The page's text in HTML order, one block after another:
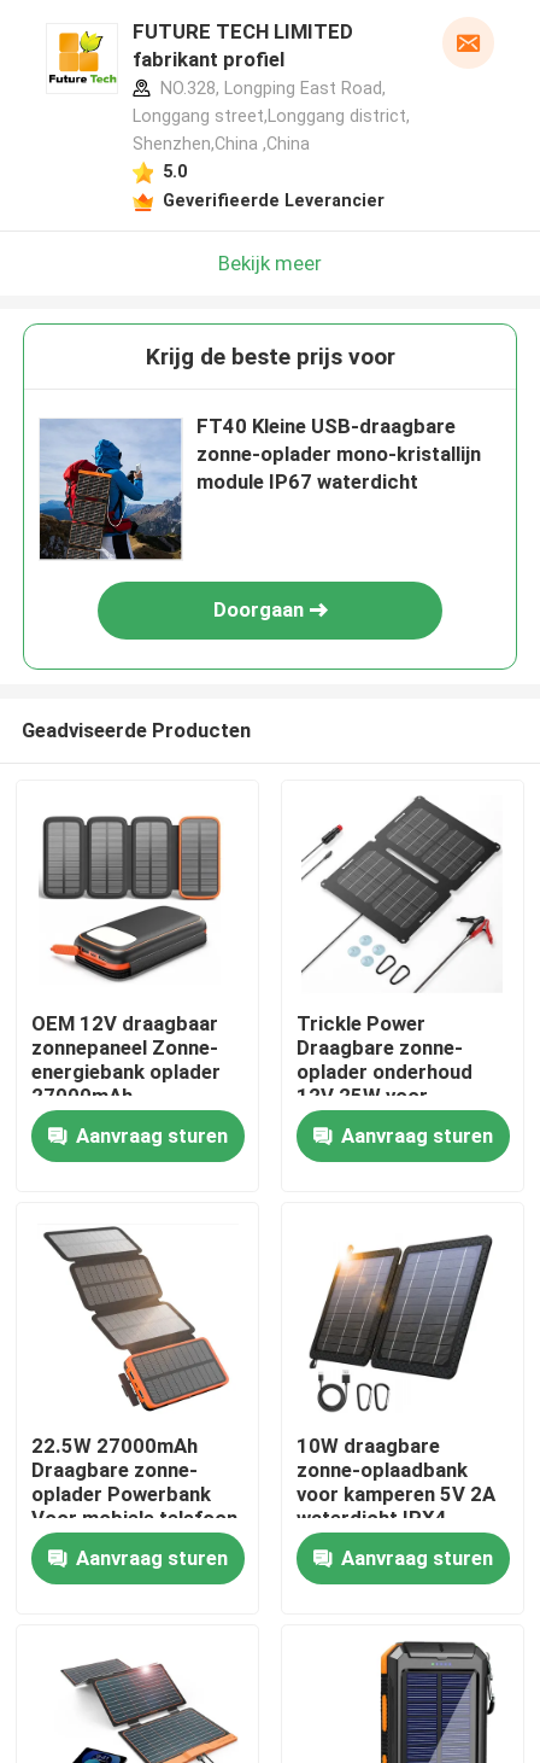
Thuis
Producten
Over ons
Fabriekstocht
Kwaliteitscontrole
Draagbaar Zonnepaneel
Opvouwbare zonnebedekking
zonnebatterijlader
FUTURE TECH LIMITED
fabrikant profiel
NO.328, Longping East Road,
Longgang street,Longgang district,
Shenzhen,China ,China
5.0
Geverifieerde Leverancier
Bekijk meer
Krijg de beste prijs voor
FT40 Kleine USB-draagbare
zonne-oplader mono-kristallijn
module IP67 waterdicht
Doorgaan
Geadviseerde Producten
OEM 12V draagbaar
zonnepaneel Zonne-
energiebank oplader
27000mAh
Aanvraag sturen
Trickle Power
Draagbare zonne-
oplader onderhoud
12V 25W voor
verschillende
toepassingen
Aanvraag sturen
22.5W 27000mAh
Draagbare zonne-
oplader Powerbank
Voor mobiele telefoon
Aanvraag sturen
10W draagbare
zonne-oplaadbank
voor kamperen 5V 2A
waterdicht IPX4
Aanvraag sturen